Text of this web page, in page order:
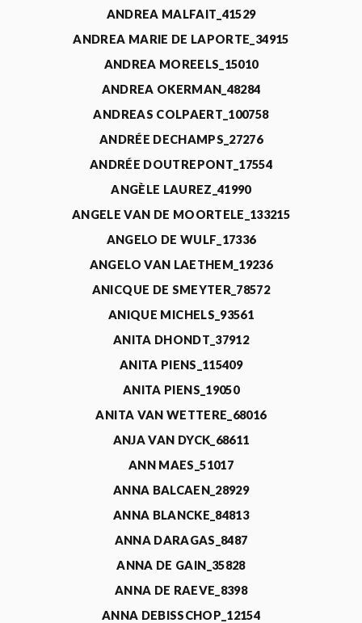
ANDREA MALFAIT_41529
ANDREA MARIE DE LAPORTE_34915
ANDREA MOREELS_15010
ANDREA OKERMAN_48284
ANDREAS COLPAERT_100758
ANDRÉE DECHAMPS_27276
ANDRÉE DOUTREPONT_17554
ANGÈLE LAUREZ_41990
ANGELE VAN DE MOORTELE_133215
ANGELO DE WULF_17336
ANGELO VAN LAETHEM_19236
ANICQUE DE SMEYTER_78572
ANIQUE MICHELS_93561
ANITA DHONDT_37912
ANITA PIENS_115409
ANITA PIENS_19050
ANITA VAN WETTERE_68016
ANJA VAN DYCK_68611
ANN MAES_51017
ANNA BALCAEN_28929
ANNA BLANCKE_84813
ANNA DARAGAS_8487
ANNA DE GAIN_35828
ANNA DE RAEVE_8398
ANNA DEBISSCHOP_12154